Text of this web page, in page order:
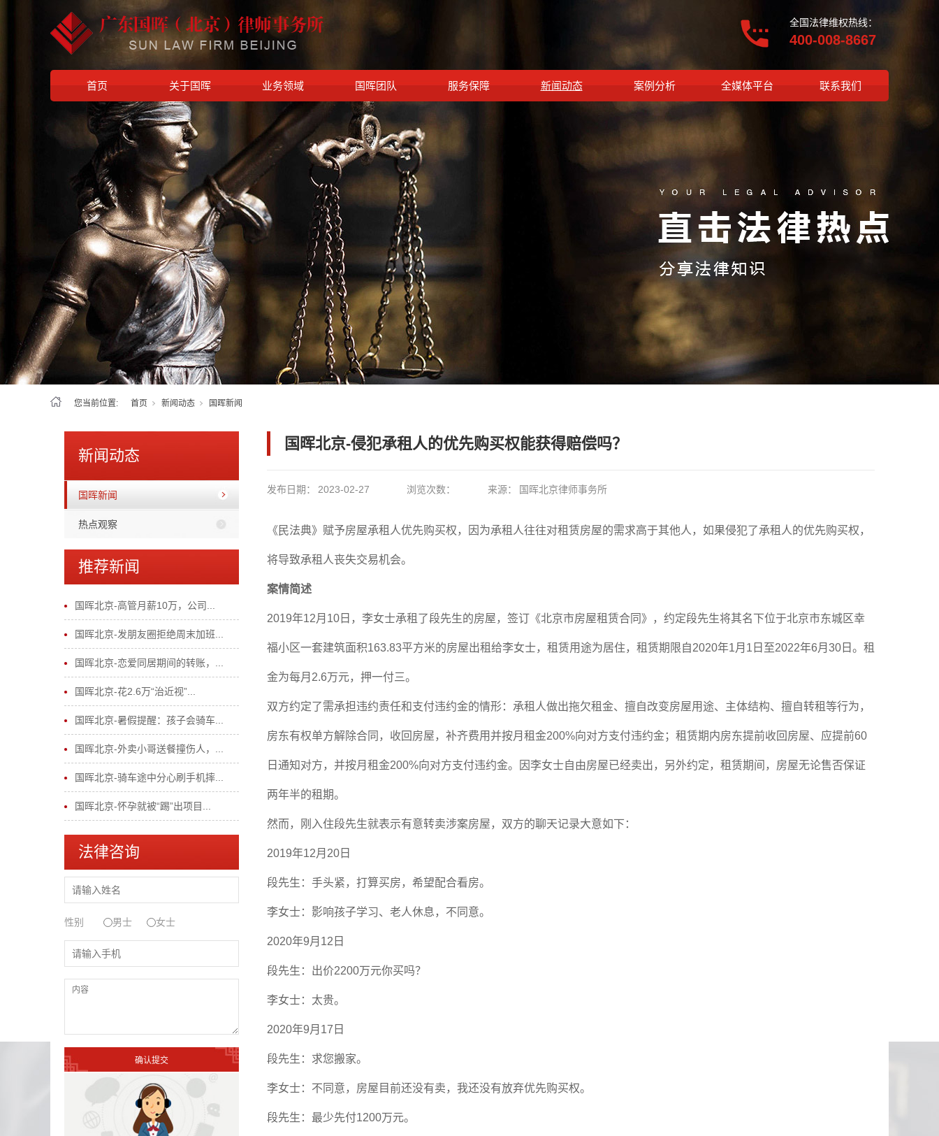
全国法律维权热线：
400-008-8667
首页 关于国晖 业务领域 国晖团队 服务保障 新闻动态 案例分析 全媒体平台 联系我们
您当前位置: 首页 新闻动态 国晖新闻
新闻动态
国晖新闻
热点观察
推荐新闻
国晖北京-高管月薪10万，公司...
国晖北京-发朋友圈拒绝周末加班...
国晖北京-恋爱同居期间的转账，...
国晖北京-花2.6万“治近视”...
国晖北京-暑假提醒：孩子会骑车...
国晖北京-外卖小哥送餐撞伤人，...
国晖北京-骑车途中分心刷手机摔...
国晖北京-怀孕就被“踢”出项目...
法律咨询
性别 男士 女士
国晖北京-侵犯承租人的优先购买权能获得赔偿吗？
发布日期： 2023-02-27 浏览次数： 来源： 国晖北京律师事务所
《民法典》赋予房屋承租人优先购买权，因为承租人往往对租赁房屋的需求高于其他人，如果侵犯了承租人的优先购买权，
将导致承租人丧失交易机会。
案情简述
2019年12月 10 日，李女士承租了段先生的房屋，签订《北京市房屋租赁合同》，约定段先生将其名下位于北京市东城区幸
福小区一套建筑面积163.83平方米的房屋出租给李女士，租赁用途为居住，租赁期限自2020年1月 1 日至2022年6月 30 日。租
金为每月 2.6万元，押一付三。
双方约定了需承担违约责任和支付违约金的情形：承租人做出拖欠租金、擅自改变房屋用途、主体结构、擅自转租等行为，
房东有权单方解除合同，收回房屋，补齐费用并按月租金200%向对方支付违约金；租赁期内房东提前收回房屋、应提前60
日通知对方，并按月租金200%向对方支付违约金。因李女士自由房屋已经卖出，另外约定，租赁期间，房屋无论售否保证
两年半的租期。
然而，刚入住段先生就表示有意转卖涉案房屋，双方的聊天记录大意如下：
2019年12月 20 日
段先生：手头紧，打算买房，希望配合看房。
李女士：影响孩子学习、老人休息，不同意。
2020年9月 12 日
段先生：出价2200万元你买吗？
李女士：太贵。
2020年9月 17 日
段先生：求您搬家。
李女士：不同意，房屋目前还没有卖，我还没有放弃优先购买权。
段先生：最少先付1200万元。